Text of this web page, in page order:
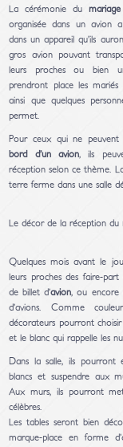
La cérémonie du mariage
organisée dans un avion
dans un appareil qu’ils
gros avion pouvant
leurs proches ou bien
prendront place les
ainsi que quelques
permet.
Pour ceux qui ne
bord d’un avion, ils
réception selon ce thème.
terre ferme dans une salle
Le décor de la réception du
Quelques mois avant le
leurs proches des faire-
de billet d’avion, ou encore
d’avions. Comme
décorateurs pourront
et le blanc qui rappelle les
Dans la salle, ils pourront
blancs et suspendre aux
Aux murs, ils pourront
célèbres.
Les tables seront bien
marque-place en forme